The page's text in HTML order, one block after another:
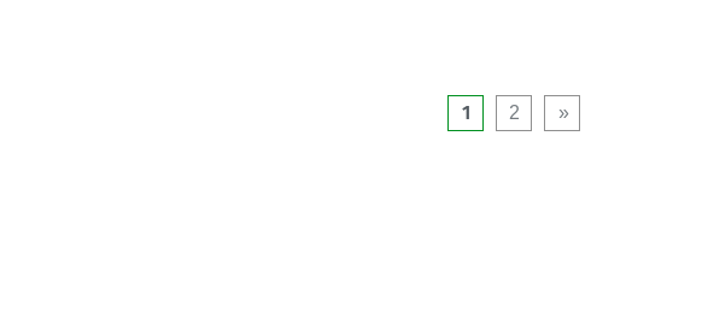
1 2